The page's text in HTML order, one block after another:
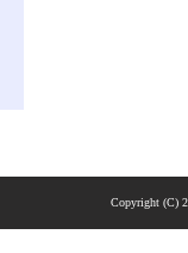
Copyright (C)